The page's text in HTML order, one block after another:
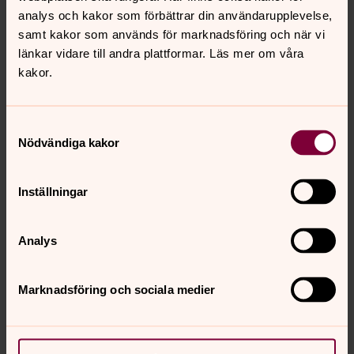
analys och kakor som förbättrar din användarupplevelse,
samt kakor som används för marknadsföring och när vi
länkar vidare till andra plattformar. Läs mer om våra
kakor.
Nödvändiga kakor
Inställningar
Analys
Marknadsföring och sociala medier
Ansökan
Välkommen med din ansökan senast den 2026-08-31.
undanber oss därför erbjudanden om annonserings-
och rekryteringshjälp i samband med denna
Om tjänsten
Ansök senast 31 augusti
Anställningsform